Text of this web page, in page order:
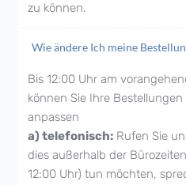
zu können.
Wie ändere Ich meine
Bis 12:00 Uhr am
können Sie Ihre
anpassen
a) telefonisch: Rufen Sie
dies außerhalb der
12:00 Uhr) tun möchten,